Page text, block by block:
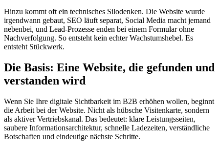
Hinzu kommt oft ein technisches Silodenken. Die Website wurde
irgendwann gebaut, SEO läuft separat, Social Media macht jemand
nebenbei, und Lead-Prozesse enden bei einem Formular ohne
Nachverfolgung. So entsteht kein echter Wachstumshebel. Es
entsteht Stückwerk.
Die Basis: Eine Website, die gefunden und
verstanden wird
Wenn Sie Ihre digitale Sichtbarkeit im B2B erhöhen wollen, beginnt
die Arbeit bei der Website. Nicht als hübsche Visitenkarte, sondern
als aktiver Vertriebskanal. Das bedeutet: klare Leistungsseiten,
saubere Informationsarchitektur, schnelle Ladezeiten, verständliche
Botschaften und eindeutige nächste Schritte.